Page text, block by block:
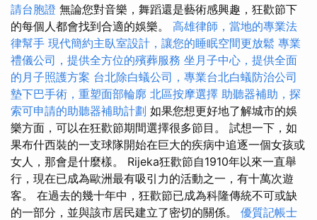
請台胞證 無論您對音樂，舞蹈還是藝術感興趣，狂歡節下
的每個人都會找到合適的娛樂。 高雄律師，當地的專業法
律幫手 現代簡約主臥室設計，讓您的睡眠空間更放鬆 專業
禮儀公司，提供全方位的殯葬服務 坐月子中心，提供全面
的月子照護方案 台北除白蟻公司，專業台北白蟻防治公司
墊下巴手術，重塑面部輪廓 北區按摩選擇 助聽器補助，探
索可申請的助聽器補助計劃 如果您想更好地了解城市的娛
樂方面，可以在狂歡節期間選擇很多節目。 試想一下，如
果布什西裝的一支球隊開始在巨大的疾病中追逐一個女孩或
女人，那會是什麼樣。 Rijeka狂歡節自1910年以來一直舉
行，現在已成為歐洲最有吸引力的活動之一，有十萬次遊
客。 在過去的幾十年中，狂歡節已成為科隆傳統不可或缺
的一部分，並與該市居民建立了密切的關係。 優質記帳士